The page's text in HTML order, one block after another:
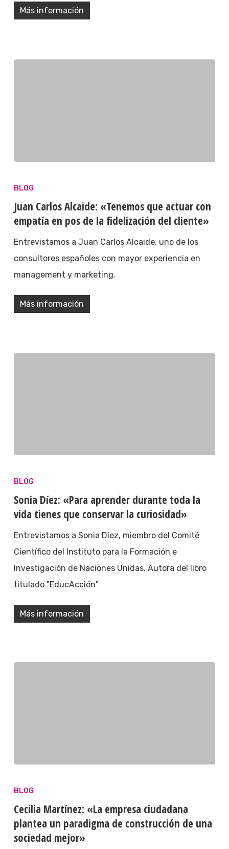
Más información
BLOG
Juan Carlos Alcaide: «Tenemos que actuar con
empatía en pos de la fidelización del cliente»
Entrevistamos a Juan Carlos Alcaide, uno de los
consultores españoles con mayor experiencia en
management y marketing.
Más información
BLOG
Sonia Díez: «Para aprender durante toda la
vida tienes que conservar la curiosidad»
Entrevistamos a Sonia Díez, miembro del Comité
Científico del Instituto para la Formación e
Investigación de Naciones Unidas. Autora del libro
titulado "EducAcción"
Más información
BLOG
Cecilia Martínez: «La empresa ciudadana
plantea un paradigma de construcción de una
sociedad mejor»